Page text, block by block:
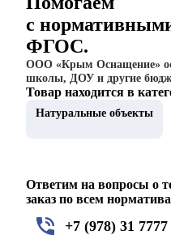
с
ФГОС.
ООО «Крым Оснащение»
школы, ДОУ и другие
Товар находится в
Натуральные объекты
Ответим на вопросы о
заказ по всем
+7 (978) 31 7777